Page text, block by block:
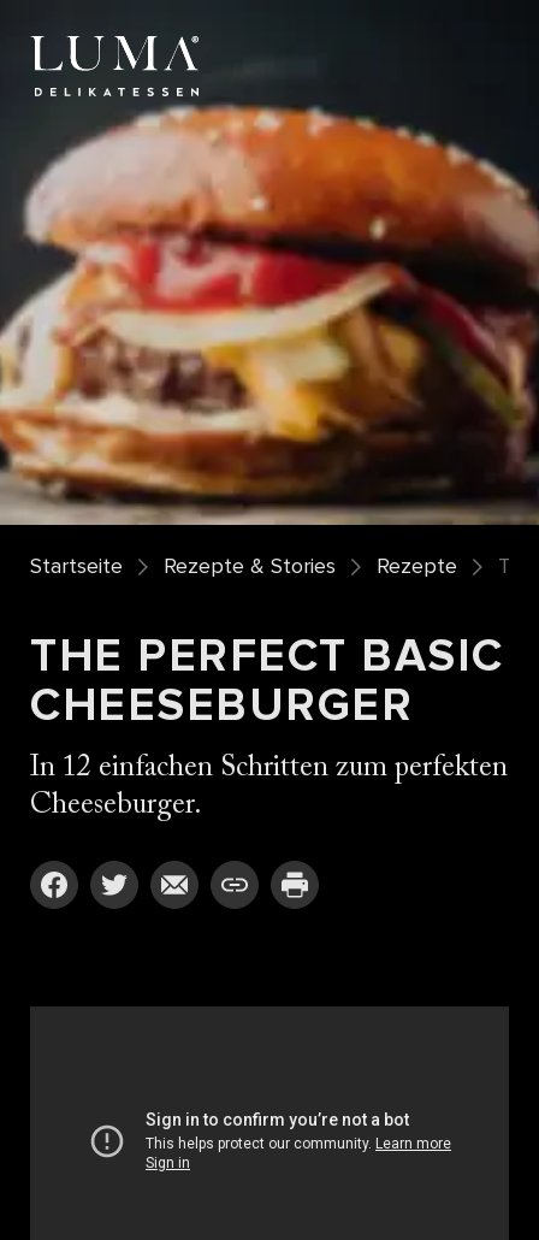
Startseite Rezepte & Stories Rezepte
THE PERFECT BASIC
CHEESEBURGER
In 12 einfachen Schritten zum perfekten
Cheeseburger.